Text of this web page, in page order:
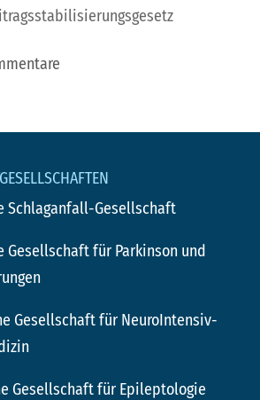
Schlaganfall-Gesellschaft
Gesellschaft für Parkinson und
Gesellschaft für NeuroIntensiv-
Gesellschaft für Epileptologie